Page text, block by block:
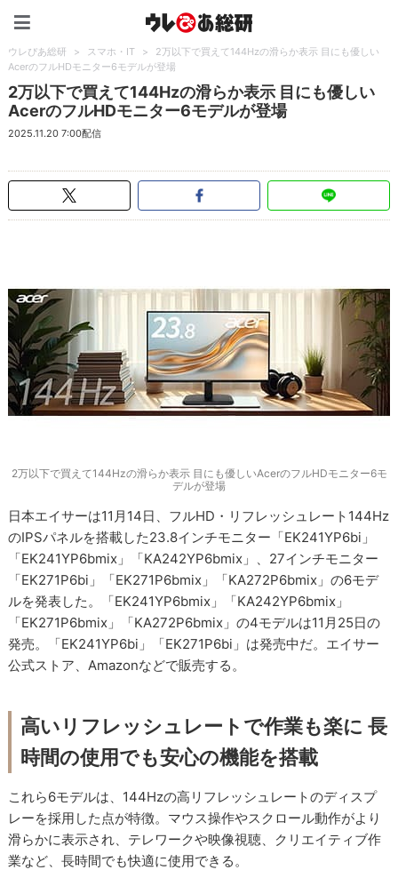
ウレぴあ総研 > スマホ・IT >
2万以下で買えて144Hzの滑らか表示 目にも優しい
AcerのフルHDモニター6モデルが登場
2万以下で買えて144Hzの滑らか表示 目にも優しい
AcerのフルHDモニター6モデルが登場
2025.11.20 7:00配信
2万以下で買えて144Hzの滑らか表示 目にも優しいAcerのフルHDモニター6モ
デルが登場
日本エイサーは11月14日、フルHD・リフレッシュレート144Hz
のIPSパネルを搭載した23.8インチモニター「EK241YP6bi」
「EK241YP6bmix」「KA242YP6bmix」、27インチモニター
「EK271P6bi」「EK271P6bmix」「KA272P6bmix」の6モデ
ルを発表した。「EK241YP6bmix」「KA242YP6bmix」
「EK271P6bmix」「KA272P6bmix」の4モデルは11月25日の
発売。「EK241YP6bi」「EK271P6bi」は発売中だ。エイサー
公式ストア、Amazonなどで販売する。
高いリフレッシュレートで作業も楽に 長
時間の使用でも安心の機能を搭載
これら6モデルは、144Hzの高リフレッシュレートのディスプ
レーを採用した点が特徴。マウス操作やスクロール動作がより
滑らかに表示され、テレワークや映像視聴、クリエイティブ作
業など、長時間でも快適に使用できる。